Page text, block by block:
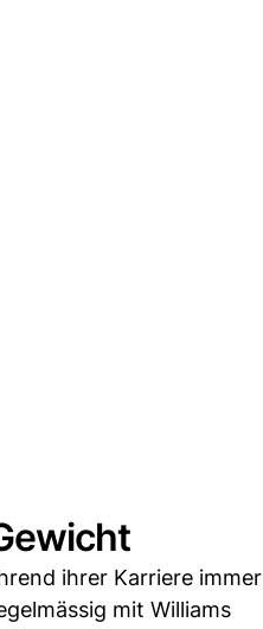
ihrer Karriere
mit Williams